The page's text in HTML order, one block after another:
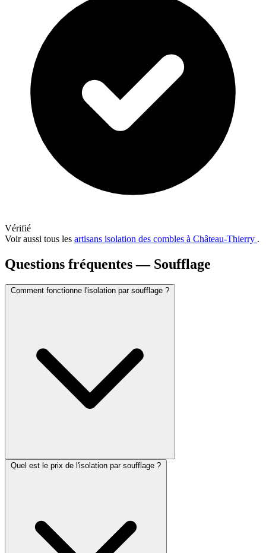
Vérifié
Voir aussi tous les artisans isolation des combles à Château-Thierry .
Questions fréquentes — Soufflage
Comment fonctionne l'isolation par soufflage ?
Quel est le prix de l'isolation par soufflage ?